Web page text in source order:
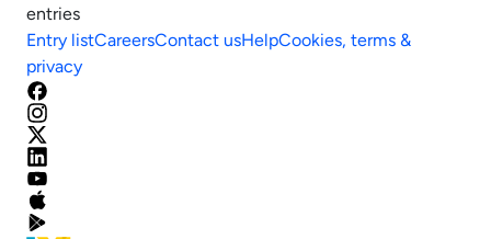
entries
Entry listCareersContact usHelpCookies, terms &
privacy